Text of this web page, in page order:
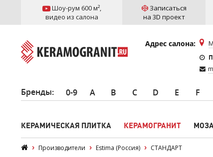
Шоу-рум 600 м²,
видео из салона
Записаться
на 3D проект
Адрес салона:
Бренды: 0-9 A B C D E F
КЕРАМИЧЕСКАЯ ПЛИТКА КЕРАМОГРАНИТ
Производители Estima (Россия) СТАНДАРТ